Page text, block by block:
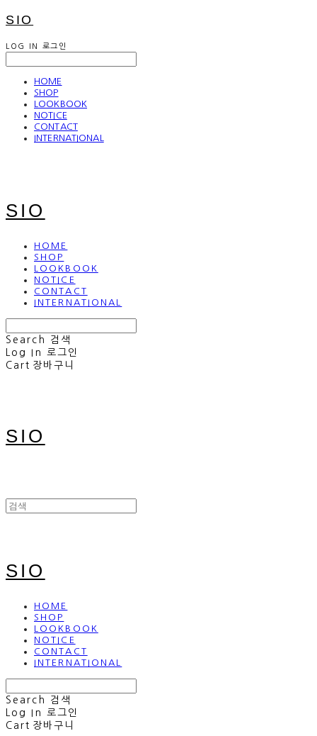
SIO
LOG IN 로그인
HOME
SHOP
LOOKBOOK
NOTICE
CONTACT
INTERNATIONAL
SIO
HOME
SHOP
LOOKBOOK
NOTICE
CONTACT
INTERNATIONAL
Search
검색
Log In
로그인
Cart 장바구니
SIO
SIO
HOME
SHOP
LOOKBOOK
NOTICE
CONTACT
INTERNATIONAL
Search
검색
Log In
로그인
Cart 장바구니